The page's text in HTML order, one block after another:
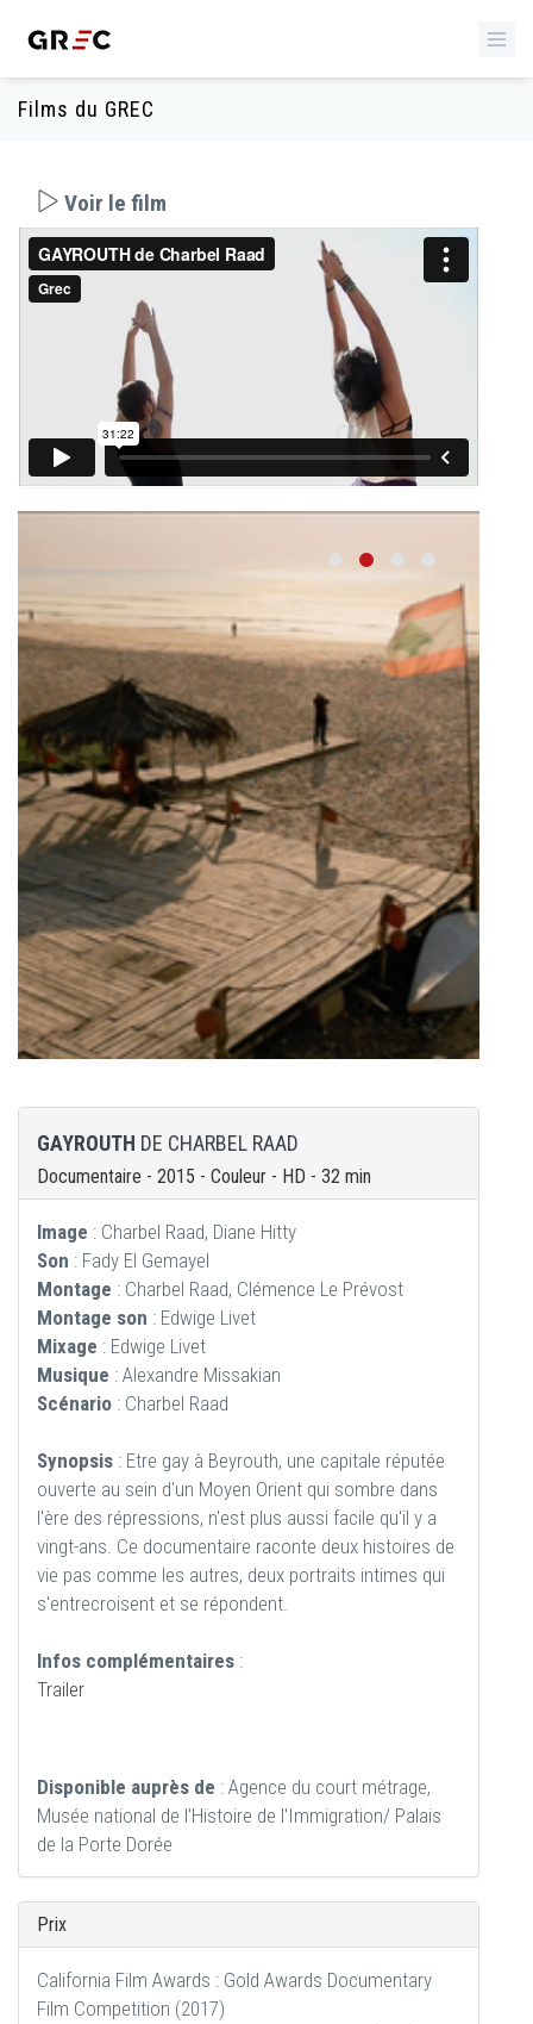
Films du GREC
Voir le film
GAYROUTH DE CHARBEL RAAD
Documentaire - 2015 - Couleur - HD - 32 min
Image : Charbel Raad, Diane Hitty
Son : Fady El Gemayel
Montage : Charbel Raad, Clémence Le Prévost
Montage son : Edwige Livet
Mixage : Edwige Livet
Musique : Alexandre Missakian
Scénario : Charbel Raad
Synopsis : Etre gay à Beyrouth, une capitale réputée
ouverte au sein d'un Moyen Orient qui sombre dans
l'ère des répressions, n'est plus aussi facile qu'il y a
vingt-ans. Ce documentaire raconte deux histoires de
vie pas comme les autres, deux portraits intimes qui
s'entrecroisent et se répondent.
Infos complémentaires :
Trailer
Disponible auprès de : Agence du court métrage,
Musée national de l'Histoire de l'Immigration/ Palais
de la Porte Dorée
Prix
California Film Awards : Gold Awards Documentary
Film Competition (2017)